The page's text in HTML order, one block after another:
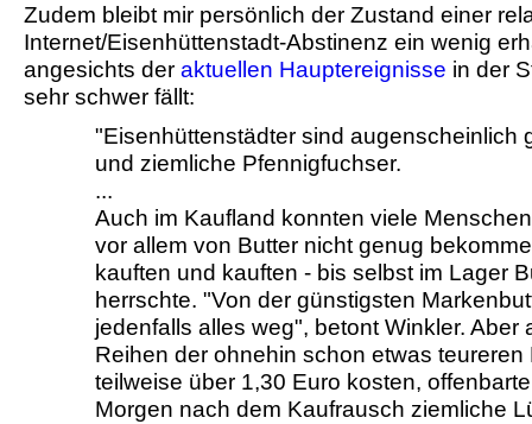
Zudem bleibt mir persönlich der Zustand einer
Internet/Eisenhüttenstadt-Abstinenz ein wenig
angesichts der aktuellen Hauptereignisse in der
sehr schwer fällt:
"Eisenhüttenstädter sind augenscheinlich
und ziemliche Pfennigfuchser.
...
Auch im Kaufland konnten viele
vor allem von Butter nicht genug
kauften und kauften - bis selbst im Lager
herrschte. "Von der günstigsten
jedenfalls alles weg", betont Winkler. Aber
Reihen der ohnehin schon etwas teureren
teilweise über 1,30 Euro kosten,
Morgen nach dem Kaufrausch ziemliche